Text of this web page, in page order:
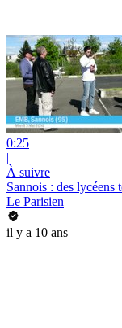
0:25
|
À suivre
Sannois : des
Le Parisien
il y a 10 ans